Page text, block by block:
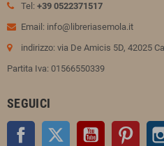
Tel: +39 0522371517
Email: info@libreriasemola.it
indirizzo: via De Amicis 5D, 42025
Partita Iva: 01566550339
SEGUICI
Facebook Twitter YouTube